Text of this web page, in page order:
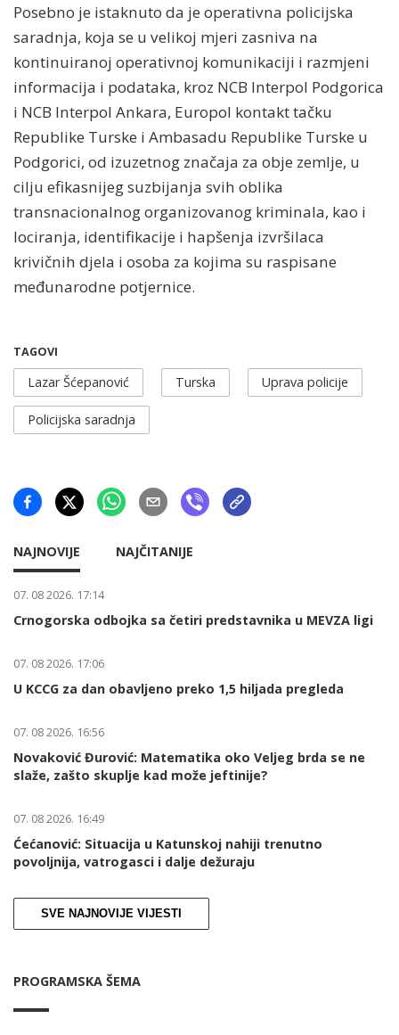
Posebno je istaknuto da je operativna policijska
saradnja, koja se u velikoj mjeri zasniva na
kontinuiranoj operativnoj komunikaciji i razmjeni
informacija i podataka, kroz NCB Interpol Podgorica
i NCB Interpol Ankara, Europol kontakt tačku
Republike Turske i Ambasadu Republike Turske u
Podgorici, od izuzetnog značaja za obje zemlje, u
cilju efikasnijeg suzbijanja svih oblika
transnacionalnog organizovanog kriminala, kao i
lociranja, identifikacije i hapšenja izvršilaca
krivičnih djela i osoba za kojima su raspisane
međunarodne potjernice.
TAGOVI
Lazar Šćepanović Turska Uprava policije
Policijska saradnja
NAJNOVIJE NAJČITANIJE
07. 08 2026. 17:14
Crnogorska odbojka sa četiri predstavnika u MEVZA ligi
07. 08 2026. 17:06
U KCCG za dan obavljeno preko 1,5 hiljada pregleda
07. 08 2026. 16:56
Novaković Đurović: Matematika oko Veljeg brda se ne
slaže, zašto skuplje kad može jeftinije?
07. 08 2026. 16:49
Ćećanović: Situacija u Katunskoj nahiji trenutno
povoljnija, vatrogasci i dalje dežuraju
SVE NAJNOVIJE VIJESTI
PROGRAMSKA ŠEMA